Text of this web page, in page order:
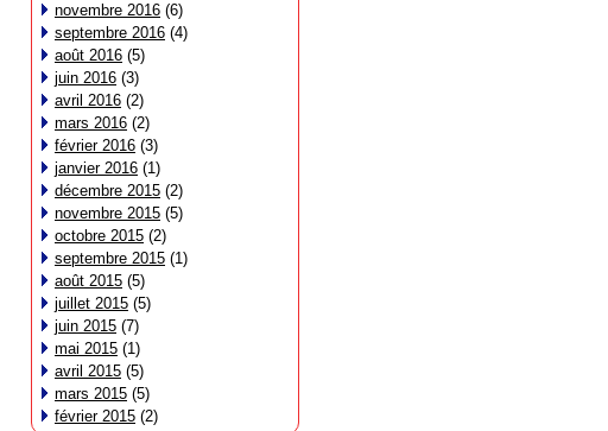
novembre 2016 (6)
septembre 2016 (4)
août 2016 (5)
juin 2016 (3)
avril 2016 (2)
mars 2016 (2)
février 2016 (3)
janvier 2016 (1)
décembre 2015 (2)
novembre 2015 (5)
octobre 2015 (2)
septembre 2015 (1)
août 2015 (5)
juillet 2015 (5)
juin 2015 (7)
mai 2015 (1)
avril 2015 (5)
mars 2015 (5)
février 2015 (2)